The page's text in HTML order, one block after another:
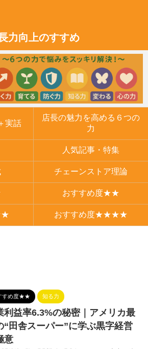
力向上のすすめ
実話
店長の魅力を高める６つの
力
人気記事・特集
チェーンストア理論
おすすめ度★★
おすすめ度★★★★
すめ度★★ 知る力
利益率6.3%の秘密｜アメリカ最
“田舎スーパー”に学ぶ黒字経営
意